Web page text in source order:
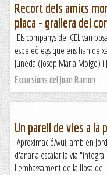
En poc temps, el Roc de
desconeguda a tenir un bon
grau. Fa 15 anys, quan vaig
Romàntic Guerrer
Recort dels amics
placa - grallera del
Els companys del CEL van
espeleòlegs que ens han
Juneda (Josep Maria Molgo) i
Excursions del Joan Ramon
Un parell de vies a la
AproximacióAvui, amb en
d'anar a escalar la via
l'embassament de la llosa del